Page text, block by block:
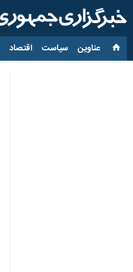
عناوین‌ سیاست اقتصاد